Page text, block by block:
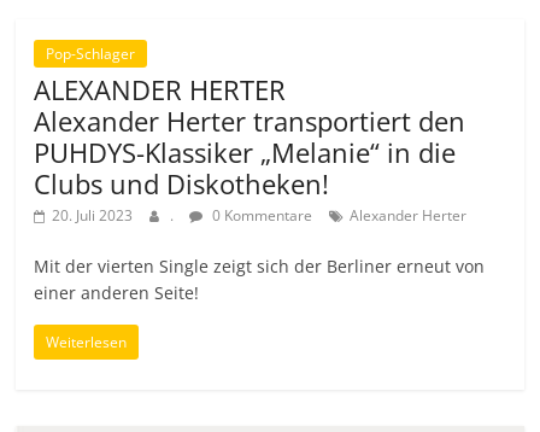
Pop-Schlager
ALEXANDER HERTER
Alexander Herter transportiert den
PUHDYS-Klassiker „Melanie“ in die
Clubs und Diskotheken!
20. Juli 2023 . 0 Kommentare Alexander Herter
Mit der vierten Single zeigt sich der Berliner erneut von
einer anderen Seite!
Weiterlesen